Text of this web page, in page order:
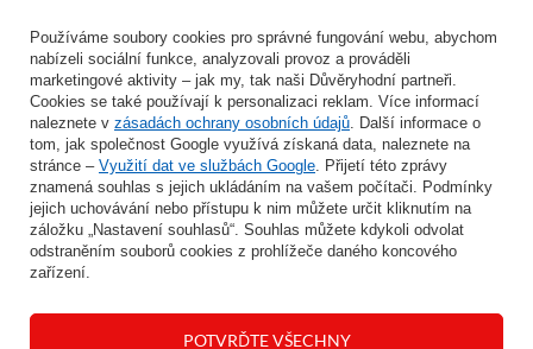
Souhlasím se zpracováním svých osobních údajů pro účely a v rozsahu služby Newsletter ve formátu
ULOŽIT
INFORMACE
NÁPOVĚDA
Používáme soubory cookies pro správné fungování webu, abychom
nabízeli sociální funkce, analyzovali provoz a prováděli
marketingové aktivity – jak my, tak naši Důvěryhodní partneři.
Cookies se také používají k personalizaci reklam. Více informací
naleznete v zásadách ochrany osobních údajů. Další informace o
tom, jak společnost Google využívá získaná data, naleznete na
stránce – Využití dat ve službách Google. Přijetí této zprávy
znamená souhlas s jejich ukládáním na vašem počítači. Podmínky
jejich uchovávání nebo přístupu k nim můžete určit kliknutím na
záložku „Nastavení souhlasů“. Souhlas můžete kdykoli odvolat
odstraněním souborů cookies z prohlížeče daného koncového
zařízení.
POTVRĎTE VŠECHNY